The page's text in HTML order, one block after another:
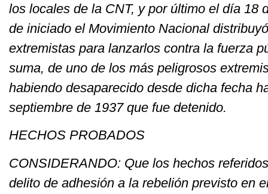
los locales de la CNT, y por último el día 18
de iniciado el Movimiento Nacional
extremistas para lanzarlos contra la fuerza
suma, de uno de los más peligrosos
habiendo desaparecido desde dicha fecha
septiembre de 1937 que fue detenido.
HECHOS PROBADOS
CONSIDERANDO: Que los hechos
delito de adhesión a la rebelión previsto en